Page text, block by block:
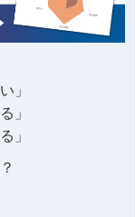
」
」
」